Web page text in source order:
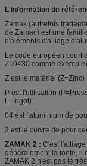
L'information de
Zamak (autrefois
de Zamac) est une
d'éléments d'alliage
Le code européen court
ZL0430 comme
Z est le matériel (Z=Zinc)
P est l'utilisation
L=Ingot)
04 est l'aluminium de
3 est le cuivre de pour
ZAMAK 2 : C'est
généralement la fonte, il
ZAMAK 2 n'est pas le